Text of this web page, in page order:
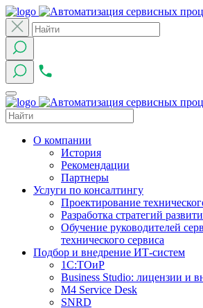
О компании
История
Рекомендации
Партнеры
Услуги по консалтингу
Проектирование
Разработка стратегий
Обучение руководителей
технического сервиса
Подбор и внедрение ИТ-систем
1C:ТОиР
Business Studio: лицензии и
M4 Service Desk
SNRD